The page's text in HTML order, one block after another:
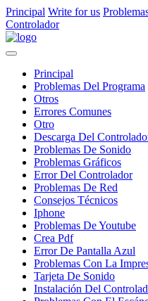
Principal Write for us
Controlador
Principal
Problemas Del Programa
Otros
Errores Comunes
Otro
Descarga Del
Problemas De Sonido
Problemas Gráficos
Error Del Controlador
Problemas De Red
Consejos Técnicos
Iphone
Problemas De Youtube
Crea Pdf
Error De Pantalla Azul
Problemas Con La
Tarjeta De Sonido
Instalación Del